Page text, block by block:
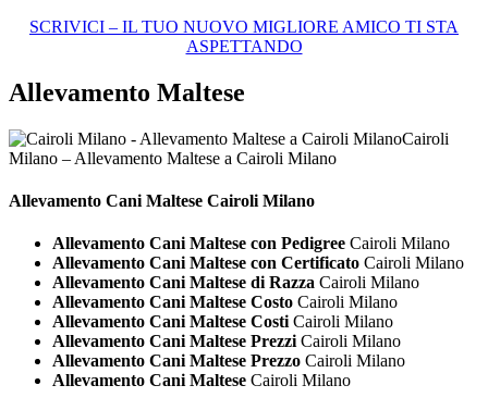
SCRIVICI – IL TUO NUOVO MIGLIORE AMICO TI STA
ASPETTANDO
Allevamento Maltese
Cairoli
Milano – Allevamento Maltese a Cairoli Milano
Allevamento Cani Maltese Cairoli Milano
Allevamento Cani Maltese con Pedigree Cairoli Milano
Allevamento Cani Maltese con Certificato Cairoli Milano
Allevamento Cani Maltese di Razza Cairoli Milano
Allevamento Cani Maltese Costo Cairoli Milano
Allevamento Cani Maltese Costi Cairoli Milano
Allevamento Cani Maltese Prezzi Cairoli Milano
Allevamento Cani Maltese Prezzo Cairoli Milano
Allevamento Cani Maltese Cairoli Milano